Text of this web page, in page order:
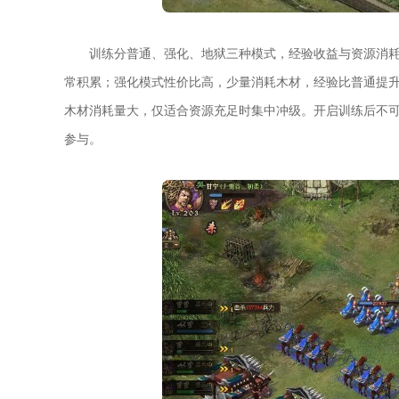
训练分普通、强化、地狱三种模式，经验收益与资源消
常积累；强化模式性价比高，少量消耗木材，经验比普通
木材消耗量大，仅适合资源充足时集中冲级。开启训练后
参与。